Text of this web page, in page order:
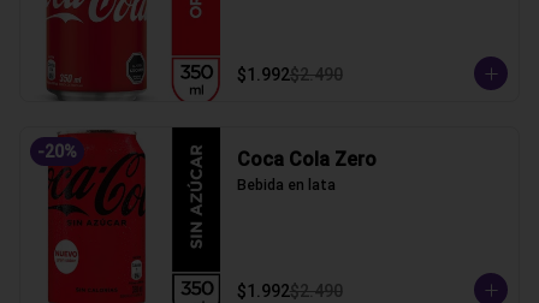
$1.992$2.490
-20% Coca Cola Zero
Bebida en lata
$1.992$2.490